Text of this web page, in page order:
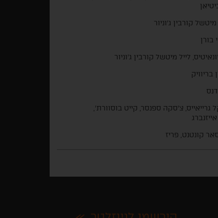
מיטשל קורבין ג'וניור
בורן
לייל מיטשל קורבין ג'וניור
בריוויק
גרייאייס, צ'סקה ספנסר, קייט בוסוורת',
קונטנט, פריז